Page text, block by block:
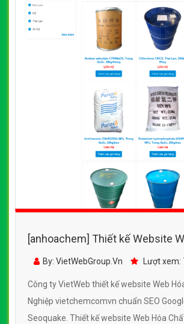
[anhoachem] Thiết kế Website
Chất Công Nghiệp -
By: VietWebGroup.Vn Lượt xem:
Công ty VietWeb thiết kế website Web
Nghiệp vietchemcomvn chuẩn SEO
Seoquake. Thiết kế website Web Hóa